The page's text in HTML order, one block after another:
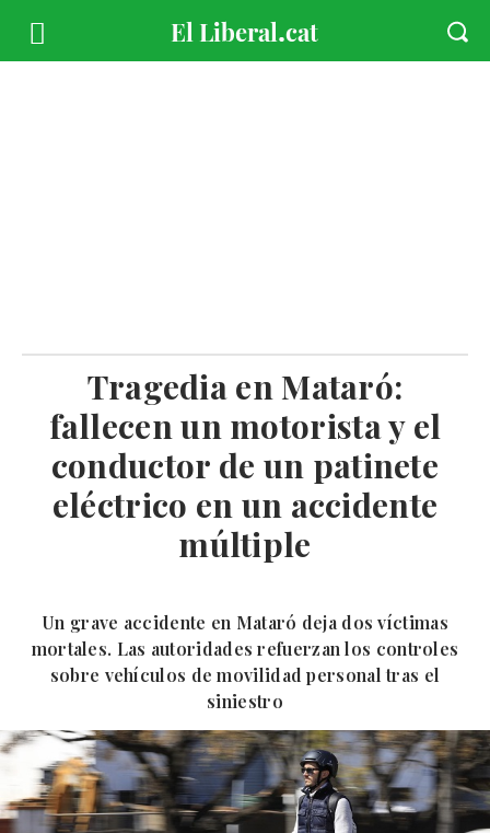
Tragedia en Mataró:
fallecen un motorista y el
conductor de un patinete
eléctrico en un accidente
múltiple
Un grave accidente en Mataró deja dos víctimas
mortales. Las autoridades refuerzan los controles
sobre vehículos de movilidad personal tras el
siniestro